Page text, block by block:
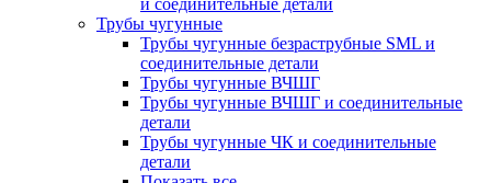
и соединительные детали
Трубы чугунные
Трубы чугунные безраструбные SML и
соединительные детали
Трубы чугунные ВЧШГ
Трубы чугунные ВЧШГ и соединительные
детали
Трубы чугунные ЧК и соединительные
детали